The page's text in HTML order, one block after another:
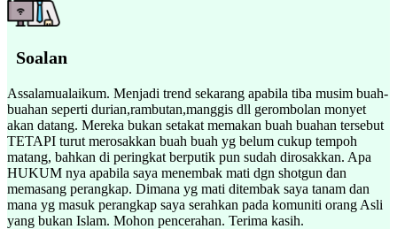
Soalan
Assalamualaikum. Menjadi trend sekarang apabila tiba musim buah-
buahan seperti durian,rambutan,manggis dll gerombolan monyet
akan datang. Mereka bukan setakat memakan buah buahan tersebut
TETAPI turut merosakkan buah buah yg belum cukup tempoh
matang, bahkan di peringkat berputik pun sudah dirosakkan. Apa
HUKUM nya apabila saya menembak mati dgn shotgun dan
memasang perangkap. Dimana yg mati ditembak saya tanam dan
mana yg masuk perangkap saya serahkan pada komuniti orang Asli
yang bukan Islam. Mohon pencerahan. Terima kasih.